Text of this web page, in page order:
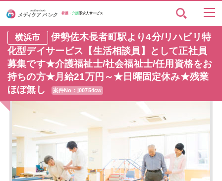
看護・介護系求人サービス
横浜市
伊勢佐木長者町駅より4分/リハビリ特
化型デイサービス【生活相談員】として正社員
募集です★介護福祉士/社会福祉士/任用資格をお
持ちの方★月給21万円～★日曜固定休み★残業
ほぼ無し
案件No：j00754cw